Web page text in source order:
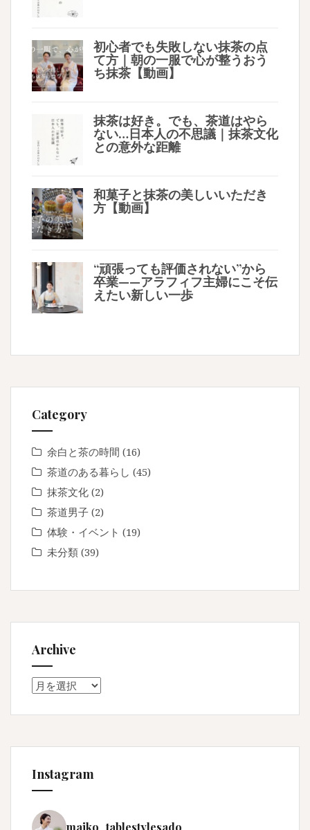
初心者でも失敗しない抹茶の点
て方｜朝の一服で心が整うおう
ち抹茶【動画】
抹茶は好き。でも、茶道はやら
ない…日本人の不思議｜抹茶文化
との意外な距離
和菓子と抹茶の美しいいただき
方【動画】
“頑張っても評価されない”から
卒業——アラフィフ主婦にこそ伝
えたい新しい一歩
Category
余白と茶の時間 (16)
茶道のある暮らし (45)
抹茶文化 (2)
茶道男子 (2)
体験・イベント (19)
未分類 (39)
Archive
Archive
Instagram
maiko_tablestylesado